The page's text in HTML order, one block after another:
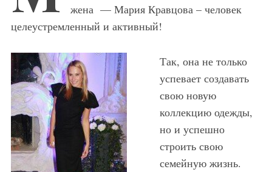
жена — Мария Кравцова – человек
целеустремленный и активный!
Так, она не только
успевает создавать
свою новую
коллекцию одежды,
но и успешно
строить свою
семейную жизнь.